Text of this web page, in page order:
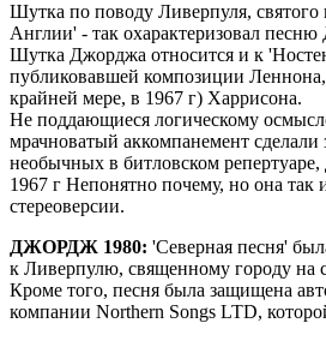
Шутка по поводу Ливерпуля, святого
Англии' - так охарактеризовал
Шутка Джорджа относится и к
публиковавшей композиции
крайней мере, в 1967 г) Харрисона.
Не поддающиеся логическому
мрачноватый аккомпанемент
необычных в битловском репертуаре,
1967 г Непонятно почему, но она
стереоверсии.
ДЖОРДЖ 1980: 'Северная песня'
к Ливерпулю, священному городу на
Кроме того, песня была защищена
компании Northern Songs LTD,